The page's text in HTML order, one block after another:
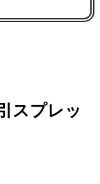
スプレッ